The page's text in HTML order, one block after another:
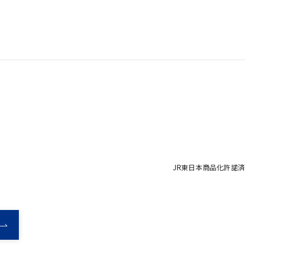
JR東日本商品化許諾済